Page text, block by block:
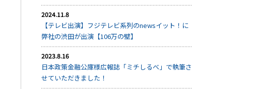
2024.11.8
【テレビ出演】フジテレビ系列のnewsイット！に
弊社の渋田が出演【106万の壁】
2023.8.16
日本政策金融公庫様広報誌「ミチしるべ」で執筆さ
せていただきました！